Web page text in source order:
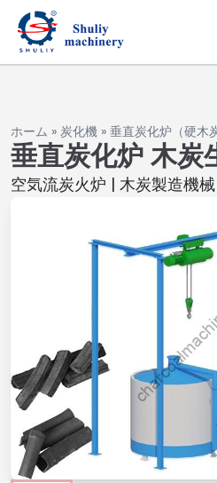
ホーム » 炭化機 » 垂直炭化炉（硬木
垂直炭化炉 木炭
空気流炭火炉 | 木炭製造機械